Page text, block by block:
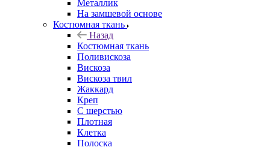
Металлик
На замшевой основе
Костюмная ткань
Назад
Костюмная ткань
Поливискоза
Вискоза
Вискоза твил
Жаккард
Креп
С шерстью
Плотная
Клетка
Полоска